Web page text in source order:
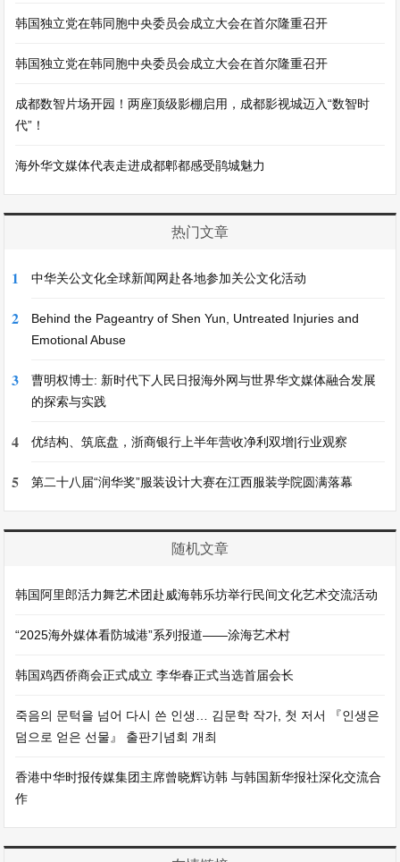
韩国独立党在韩同胞中央委员会成立大会在首尔隆重召开
韩国独立党在韩同胞中央委员会成立大会在首尔隆重召开
成都数智片场开园！两座顶级影棚启用，成都影视城迈入“数智时
代”！
海外华文媒体代表走进成都郫都感受鹃城魅力
热门文章
1 中华关公文化全球新闻网赴各地参加关公文化活动
2
Behind the Pageantry of Shen Yun, Untreated Injuries and
Emotional Abuse
3
曹明权博士: 新时代下人民日报海外网与世界华文媒体融合发展
的探索与实践
4 优结构、筑底盘，浙商银行上半年营收净利双增|行业观察
5 第二十八届“润华奖”服装设计大赛在江西服装学院圆满落幕
随机文章
韩国阿里郎活力舞艺术团赴威海韩乐坊举行民间文化艺术交流活动
“2025海外媒体看防城港”系列报道——涂海艺术村
韩国鸡西侨商会正式成立 李华春正式当选首届会长
죽음의 문턱을 넘어 다시 쓴 인생… 김문학 작가, 첫 저서 『인생은
덤으로 얻은 선물』 출판기념회 개최
香港中华时报传媒集团主席曾晓辉访韩 与韩国新华报社深化交流合
作